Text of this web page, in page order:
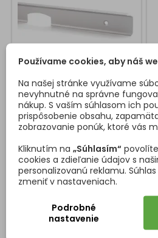
ROHOVÁ SPOJOVACIA
LIŠTA NA PRACOVNÚ
DOSKU 28 MM / HLINÍK
Rohová lišta na spájanie
dvoch dosiek do rohu v
hliníkovej farbe. Lišta je
určená na pracovné dosky s
hrúbkou 28 mm. Lišta má
univerzálne osadenie aj na
ľavú a aj na pravú stranu.
Cena
6,46 €
Používame cookies, aby náš
Na našej stránke využívame
nevyhnutné na správne
nákup. S vaším súhlasom ich
prispôsobenie obsahu,
zobrazovanie ponúk, ktoré vás
Kliknutím na „Súhlasím“
cookies a zdieľanie údajov s
personalizovanú reklamu.
zmeniť v nastaveniach.
Podrobné
nastavenie